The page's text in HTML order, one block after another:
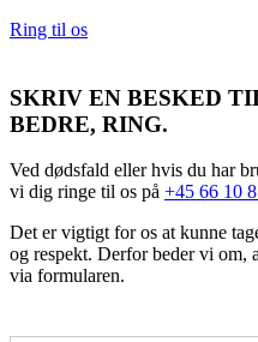
Ring til os
SKRIV EN BESKED
BEDRE, RING.
Ved dødsfald eller hvis du har
vi dig ringe til os på +45 66 10
Det er vigtigt for os at kunne
og respekt. Derfor beder vi om,
via formularen.